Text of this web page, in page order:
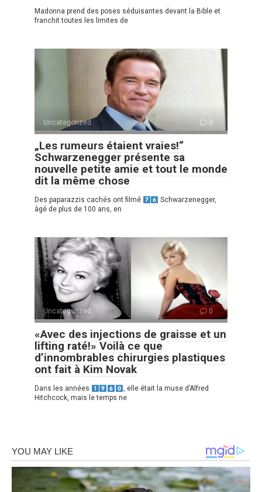
Madonna prend des poses séduisantes devant la Bible et
franchit toutes les limites de
Uncategorized 0
„Les rumeurs étaient vraies!“
Schwarzenegger présente sa
nouvelle petite amie et tout le monde
dit la même chose
Des paparazzis cachés ont filmé
Schwarzenegger,
âgé de plus de 100 ans, en
Uncategorized 0
«Avec des injections de graisse et un
lifting raté!» Voilà ce que
d’innombrables chirurgies plastiques
ont fait à Kim Novak
Dans les années
, elle était la muse d’Alfred
Hitchcock, mais le temps ne